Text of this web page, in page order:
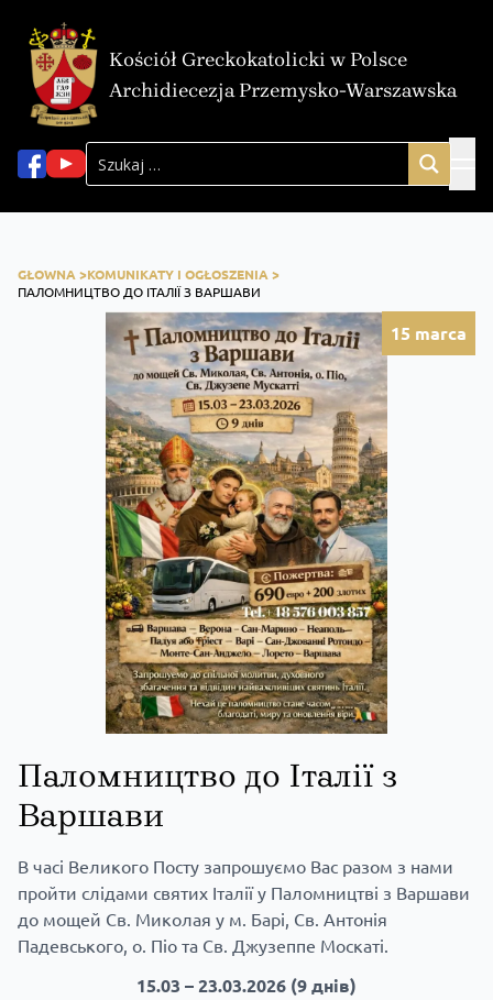
Kościół Greckokatolicki w Polsce
Archidiecezja Przemysko-Warszawska
GŁOWNA >KOMUNIKATY I OGŁOSZENIA >
ПАЛОМНИЦТВО ДО ІТАЛІЇ З ВАРШАВИ
15 marca
Паломництво до Італії з
Варшави
В часі Великого Посту запрошуємо Вас разом з нами
пройти слідами святих Італії у Паломництві з Варшави
до мощей Св. Миколая у м. Барі, Св. Антонія
Падевського, о. Піо та Св. Джузеппе Москаті.
15.03 – 23.03.2026 (9 днів)